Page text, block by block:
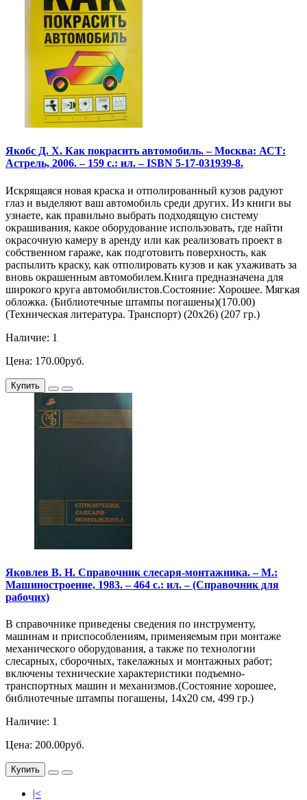
Якобс Д. Х. Как покрасить автомобиль. – Москва: АСТ:
Астрель, 2006. – 159 с.: ил. – ISBN 5-17-031939-8.
Искрящаяся новая краска и отполированный кузов радуют
глаз и выделяют ваш автомобиль среди других. Из книги вы
узнаете, как правильно выбрать подходящую систему
окрашивания, какое оборудование использовать, где найти
окрасочную камеру в аренду или как реализовать проект в
собственном гараже, как подготовить поверхность, как
распылить краску, как отполировать кузов и как ухаживать за
вновь окрашенным автомобилем.Книга предназначена для
широкого круга автомобилистов.Состояние: Хорошее. Мягкая
обложка. (Библиотечные штампы погашены)(170.00)
(Техническая литература. Транспорт) (20х26) (207 гр.)
Наличие: 1
Цена: 170.00руб.
Купить
Яковлев В. Н. Справочник слесаря-монтажника. – М.:
Машиностроение, 1983. – 464 с.: ил. – (Справочник для
рабочих)
В справочнике приведены сведения по инструменту,
машинам и приспособлениям, применяемым при монтаже
механического оборудования, а также по технологии
слесарных, сборочных, такелажных и монтажных работ;
включены технические характеристики подъемно-
транспортных машин и механизмов.(Состояние хорошее,
библиотечные штампы погашены, 14х20 см, 499 гр.)
Наличие: 1
Цена: 200.00руб.
Купить
|<